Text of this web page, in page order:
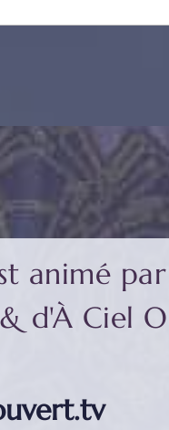
animé
d'À Ciel